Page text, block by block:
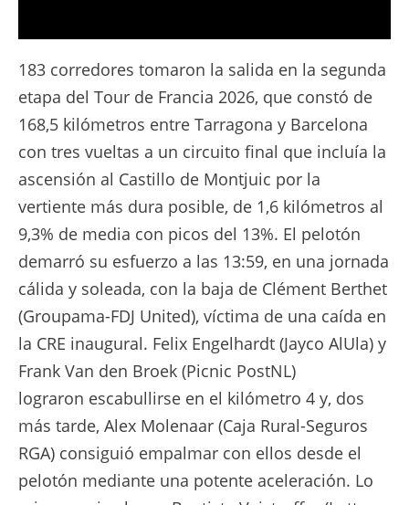
183 corredores tomaron la salida en la segunda
etapa del Tour de Francia 2026, que constó de
168,5 kilómetros entre Tarragona y Barcelona
con tres vueltas a un circuito final que incluía la
ascensión al Castillo de Montjuic por la
vertiente más dura posible, de 1,6 kilómetros al
9,3% de media con picos del 13%. El pelotón
demarró su esfuerzo a las 13:59, en una jornada
cálida y soleada, con la baja de Clément Berthet
(Groupama-FDJ United), víctima de una caída en
la CRE inaugural. Felix Engelhardt (Jayco AlUla) y
Frank Van den Broek (Picnic PostNL)
lograron escabullirse en el kilómetro 4 y, dos
más tarde, Alex Molenaar (Caja Rural-Seguros
RGA) consiguió empalmar con ellos desde el
pelotón mediante una potente aceleración. Lo